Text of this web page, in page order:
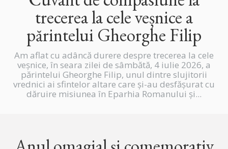
trecerea la cele veșnice a
părintelui Gheorghe Filip
Am aflat cu adâncă durere despre trecerea la cele
veșnice, în seara zilei de sâmbătă, 4 iulie 2026, a
părintelui Gheorghe Filip, unul dintre slujitorii
vrednici ai sfintelor altare care și-au desfășurat cu
dăruire misiunea în Eparhia Romanului și...